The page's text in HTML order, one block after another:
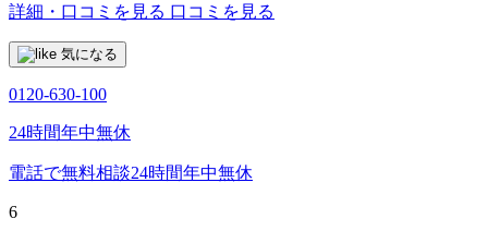
詳細・口コミを見る 口コミを見る
気になる
0120-630-100
24時間年中無休
電話で無料相談24時間年中無休
6